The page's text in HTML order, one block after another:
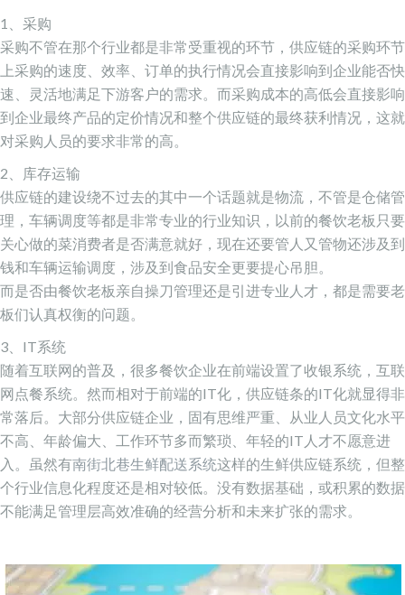
1、采购
采购不管在那个行业都是非常受重视的环节，供应链的采购环节
上采购的速度、效率、订单的执行情况会直接影响到企业能否快
速、灵活地满足下游客户的需求。而采购成本的高低会直接影响
到企业最终产品的定价情况和整个供应链的最终获利情况，这就
对采购人员的要求非常的高。
2、库存运输
供应链的建设绕不过去的其中一个话题就是物流，不管是仓储管
理，车辆调度等都是非常专业的行业知识，以前的餐饮老板只要
关心做的菜消费者是否满意就好，现在还要管人又管物还涉及到
钱和车辆运输调度，涉及到食品安全更要提心吊胆。
而是否由餐饮老板亲自操刀管理还是引进专业人才，都是需要老
板们认真权衡的问题。
3、IT系统
随着互联网的普及，很多餐饮企业在前端设置了收银系统，互联
网点餐系统。然而相对于前端的IT化，供应链条的IT化就显得非
常落后。大部分供应链企业，固有思维严重、从业人员文化水平
不高、年龄偏大、工作环节多而繁琐、年轻的IT人才不愿意进
入。虽然有南街北巷生鲜配送系统这样的生鲜供应链系统，但整
个行业信息化程度还是相对较低。没有数据基础，或积累的数据
不能满足管理层高效准确的经营分析和未来扩张的需求。